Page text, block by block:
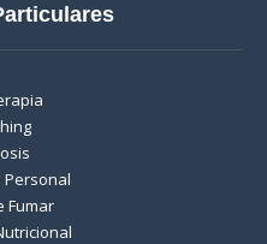
Fumar